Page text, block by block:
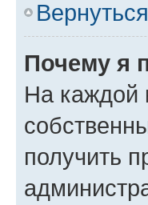
Почему я
На каждой
получить